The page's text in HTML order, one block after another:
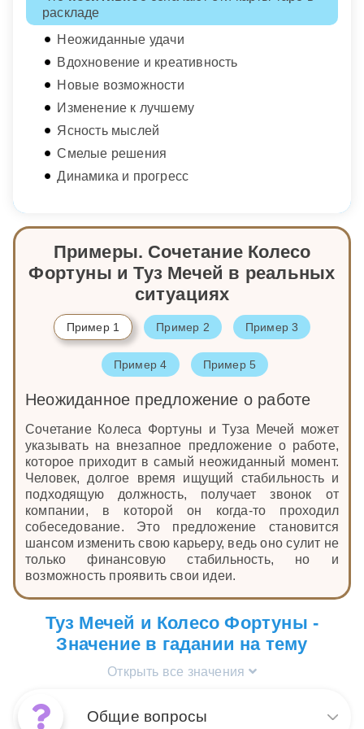
раскладе
Неожиданные удачи
Вдохновение и креативность
Новые возможности
Изменение к лучшему
Ясность мыслей
Смелые решения
Динамика и прогресс
Примеры. Сочетание Колесо
Фортуны и Туз Мечей в реальных
ситуациях
Пример 1 Пример 2 Пример 3
Пример 4 Пример 5
Неожиданное предложение о работе
Сочетание Колеса Фортуны и Туза Мечей может
указывать на внезапное предложение о работе,
которое приходит в самый неожиданный момент.
Человек, долгое время ищущий стабильность и
подходящую должность, получает звонок от
компании, в которой он когда-то проходил
собеседование. Это предложение становится
шансом изменить свою карьеру, ведь оно сулит не
только финансовую стабильность, но и
возможность проявить свои идеи.
Туз Мечей и Колесо Фортуны -
Значение в гадании на тему
Открыть все значения
Общие вопросы